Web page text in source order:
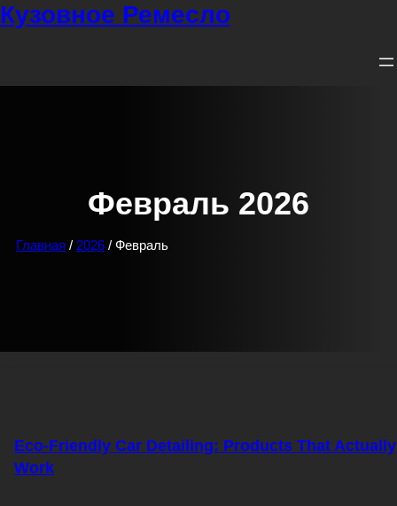
Перейти
Кузовное Ремесло
Февраль 2026
Главная / 2026 / Февраль
Eco-Friendly Car Detailing: Products That Actually
Work